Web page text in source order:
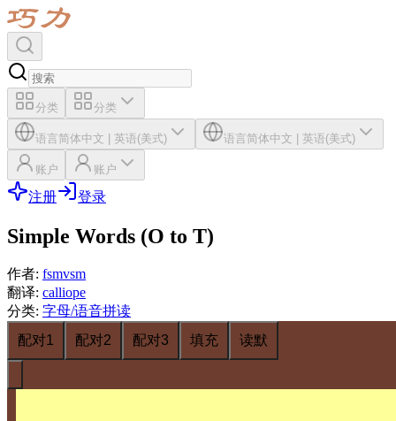
分类 分类
语言简体中文 | 英语(美式) 语言简体中文 | 英语(美式)
账户 账户
注册 登录
Simple Words (O to T)
作者: fsmvsm
翻译: calliope
分类: 字母/语音拼读
配对1
配对2 配对3 填充 读默